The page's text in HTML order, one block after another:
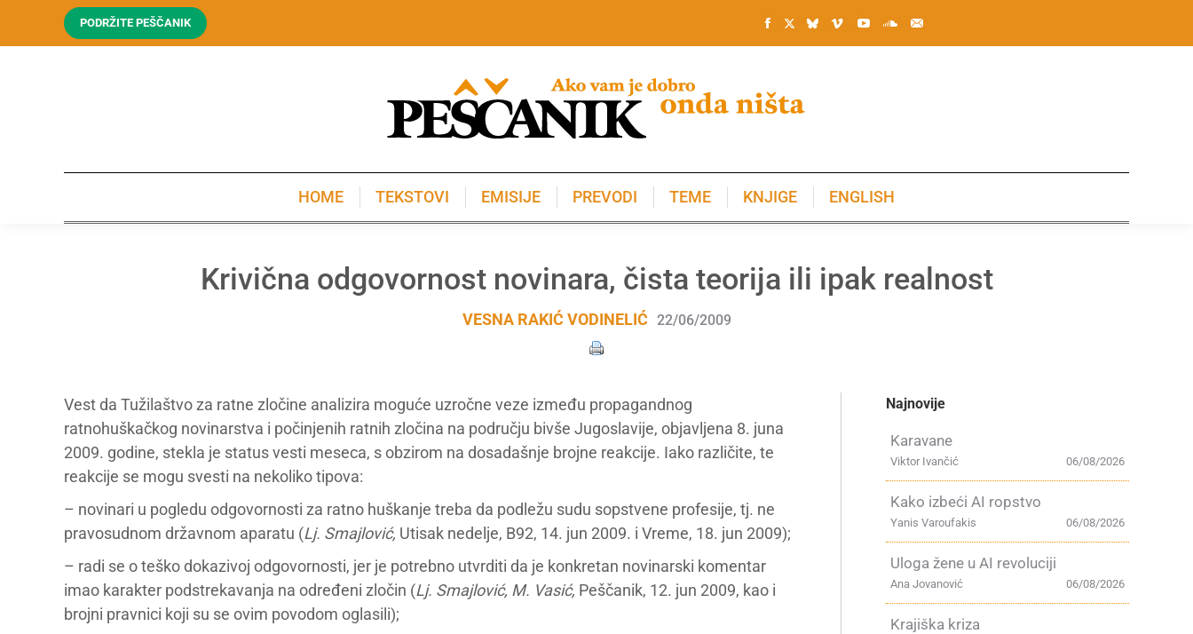
PODRŽITE PEŠČANIK
HOME TEKSTOVI EMISIJE PREVODI TEME KNJIGE ENGLISH
Krivična odgovornost novinara, čista teorija ili ipak realnost
VESNA RAKIĆ VODINELIĆ 22/06/2009
Vest da Tužilaštvo za ratne zločine analizira moguće uzročne veze između propagandnog
ratnohuškačkog novinarstva i počinjenih ratnih zločina na području bivše Jugoslavije, objavljena 8. juna
2009. godine, stekla je status vesti meseca, s obzirom na dosadašnje brojne reakcije. Iako različite, te
reakcije se mogu svesti na nekoliko tipova:
– novinari u pogledu odgovornosti za ratno huškanje treba da podležu sudu sopstvene profesije, tj. ne
pravosudnom državnom aparatu (Lj. Smajlović, Utisak nedelje, B92, 14. jun 2009. i Vreme, 18. jun 2009);
– radi se o teško dokazivoj odgovornosti, jer je potrebno utvrditi da je konkretan novinarski komentar
imao karakter podstrekavanja na određeni zločin (Lj. Smajlović, M. Vasić, Peščanik, 12. jun 2009, kao i
brojni pravnici koji su se ovim povodom oglasili);
Najnovije
Karavane
06/08/2026
Viktor Ivančić
Kako izbeći AI ropstvo
06/08/2026
Yanis Varoufakis
Uloga žene u AI revoluciji
06/08/2026
Ana Jovanović
Krajiška kriza
KNJIGE ENGLISH